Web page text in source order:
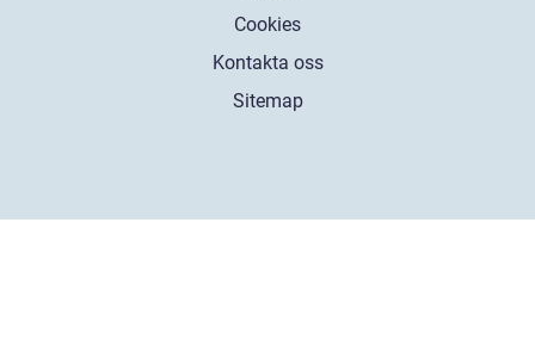
Cookies
Kontakta oss
Sitemap